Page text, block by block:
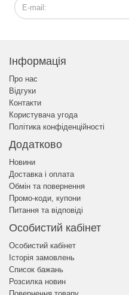
Інформація
Про нас
Відгуки
Контакти
Користувача угода
Політика конфіденційності
Додатково
Новини
Доставка і оплата
Обмін та повернення
Промо-коди, купони
Питання та відповіді
Особистий кабінет
Особистий кабінет
Історія замовлень
Список бажань
Розсилка новин